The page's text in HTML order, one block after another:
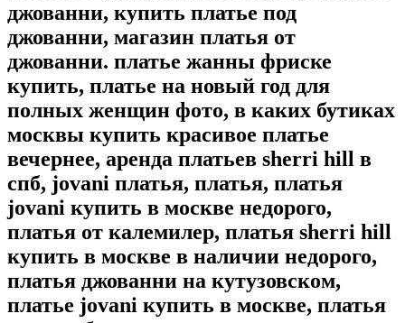
джованни, купить платье под
джованни, магазин платья от
джованни. платье жанны фриске
купить, платье на новый год для
полных женщин фото, в каких бутиках
москвы купить красивое платье
вечернее, аренда платьев sherri hill в
спб, jovani платья, платья, платья
jovani купить в москве недорого,
платья от калемилер, платья sherri hill
купить в москве в наличии недорого,
платья джованни на кутузовском,
платье jovani купить в москве, платья